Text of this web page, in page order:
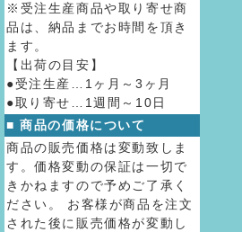
※受注生産商品や取り寄せ商
品は、納品までお時間を頂き
ます。
【出荷の目安】
●受注生産…1ヶ月～3ヶ月
●取り寄せ…1週間～10日
■ 商品の価格について
商品の販売価格は変動致しま
す。価格変動の保証は一切で
きかねますので予めご了承く
ださい。 お客様が商品を注文
された後に販売価格が変動し